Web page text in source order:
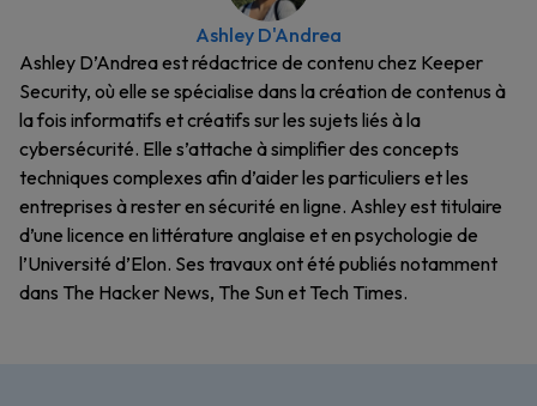
Ashley D'Andrea
Ashley D’Andrea est rédactrice de contenu chez Keeper
Security, où elle se spécialise dans la création de contenus à
la fois informatifs et créatifs sur les sujets liés à la
cybersécurité. Elle s’attache à simplifier des concepts
techniques complexes afin d’aider les particuliers et les
entreprises à rester en sécurité en ligne. Ashley est titulaire
d’une licence en littérature anglaise et en psychologie de
l’Université d’Elon. Ses travaux ont été publiés notamment
dans The Hacker News, The Sun et Tech Times.